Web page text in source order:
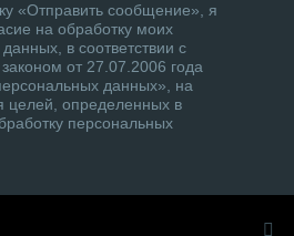
«Отправить сообщение», я
на обработку моих
в соответствии с
от 27.07.2006 года
данных», на
целей, определенных в
персональных